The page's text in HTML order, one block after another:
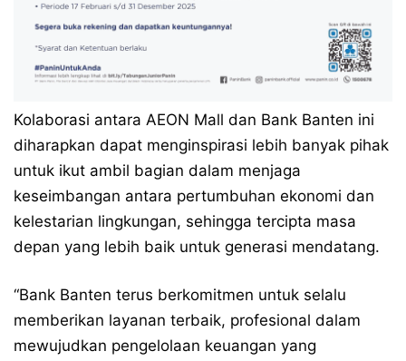
Kolaborasi antara AEON Mall dan Bank Banten ini
diharapkan dapat menginspirasi lebih banyak pihak
untuk ikut ambil bagian dalam menjaga
keseimbangan antara pertumbuhan ekonomi dan
kelestarian lingkungan, sehingga tercipta masa
depan yang lebih baik untuk generasi mendatang.
“Bank Banten terus berkomitmen untuk selalu
memberikan layanan terbaik, profesional dalam
mewujudkan pengelolaan keuangan yang